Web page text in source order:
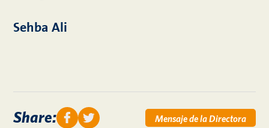
Sehba Ali
Share: Mensaje de la Directora